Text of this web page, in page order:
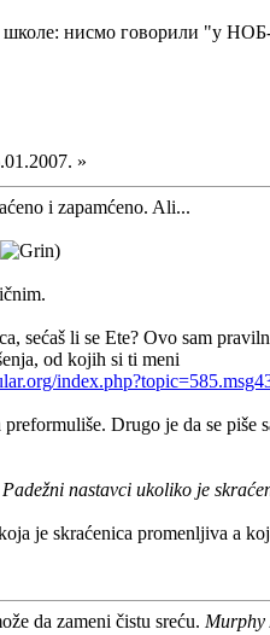
школе: нисмо говорили "у
»
i zapamćeno. Ali...
)
sećaš li se Ete? Ovo sam
od kojih si ti meni
preformuliše. Drugo je da se
Padežni nastavci ukoliko je
je skraćenica promenljiva a
da zameni čistu sreću. Murphy